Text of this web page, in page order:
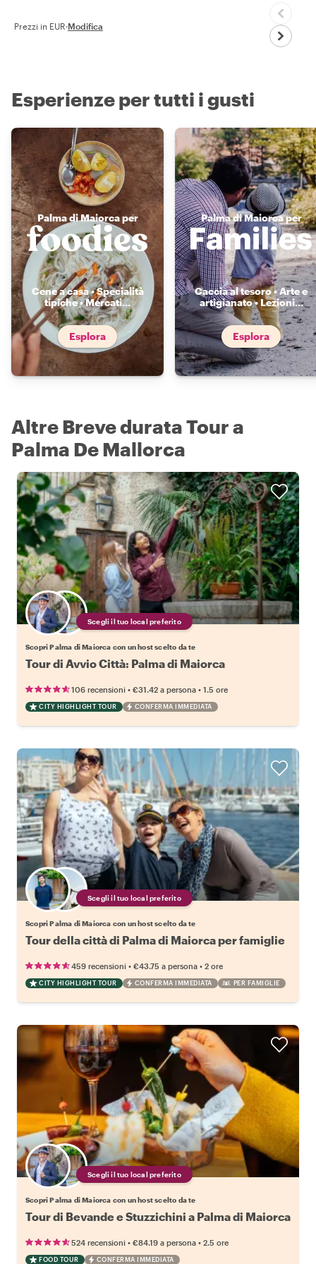
Prezzi in EUR·Modifica
Esperienze per tutti i gusti
Palma di Maiorca per
Cene a casa • Specialità
tipiche • Mercati...
Esplora
Palma di Maiorca per
Caccia al tesoro • Arte e
artigianato • Lezioni...
Esplora
Altre Breve durata Tour a
Palma De Mallorca
Scegli il tuo local preferito
Scopri Palma di Maiorca con un host scelto da te
Tour di Avvio Città: Palma di Maiorca
106 recensioni • €31.42 a persona • 1.5 ore
CITY HIGHLIGHT TOUR CONFERMA IMMEDIATA
Scegli il tuo local preferito
Scopri Palma di Maiorca con un host scelto da te
Tour della città di Palma di Maiorca per famiglie
459 recensioni • €43.75 a persona • 2 ore
CITY HIGHLIGHT TOUR CONFERMA IMMEDIATA PER FAMIGLIE
Scegli il tuo local preferito
Scopri Palma di Maiorca con un host scelto da te
Tour di Bevande e Stuzzichini a Palma di Maiorca
524 recensioni • €84.19 a persona • 2.5 ore
FOOD TOUR CONFERMA IMMEDIATA